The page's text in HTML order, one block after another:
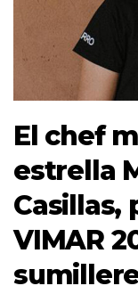
El chef
estrella
Casillas,
VIMAR